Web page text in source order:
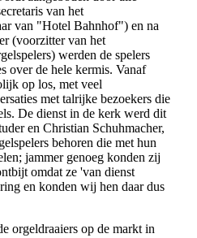
van het
van "Hotel Bahnhof") en na
(voorzitter van het
werden de spelers
over de hele kermis. Vanaf
op los, met veel
met talrijke bezoekers die
De dienst in de kerk werd dit
en Christian Schuhmacher,
behoren die met hun
jammer genoeg konden zij
omdat ze 'van dienst
en konden wij hen daar dus
orgeldraaiers op de markt in